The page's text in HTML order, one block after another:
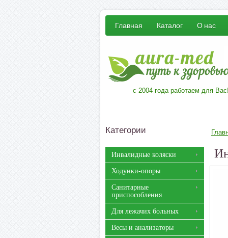
Главная Каталог О нас
с 2004 года работаем для Вас!
Категории
Инвалидные коляски
Ходунки-опоры
Санитарные
приспособления
Для лежачих больных
Весы и анализаторы